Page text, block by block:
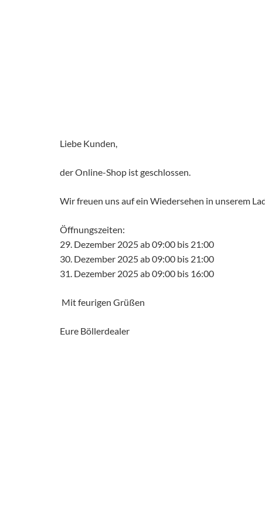
Liebe Kunden,
der Online-Shop ist geschlossen.
Wir freuen uns auf ein Wiedersehen in unserem
Öffnungszeiten:
29. Dezember 2025 ab 09:00 bis 21:00
30. Dezember 2025 ab 09:00 bis 21:00
31. Dezember 2025 ab 09:00 bis 16:00
Mit feurigen Grüßen
Eure Böllerdealer